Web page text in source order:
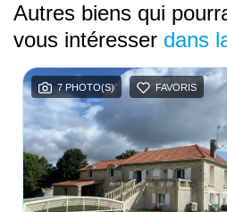
Autres biens qui
vous intéresser dans
7 PHOTO(S) FAVORIS